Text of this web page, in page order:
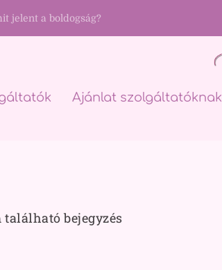
jelent a boldogság?
Ajánlat szolgáltatóknak
található bejegyzés